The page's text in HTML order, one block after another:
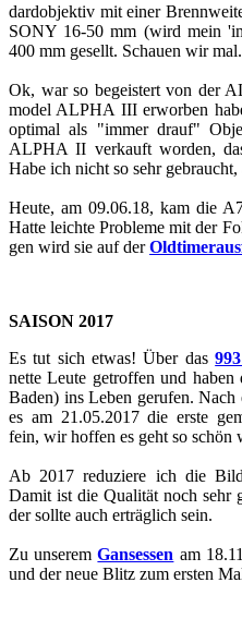
dard­ob­jek­tiv mit einer
SONY 16-50 mm (wird mein
400 mm ge­sellt. Schau­en wir
Ok, war so be­geis­tert von der
mo­del ALPHA III er­wor­ben
op­ti­mal als "immer drauf"
ALPHA II ver­kauft wor­den,
Habe ich nicht so sehr
Heute, am 09.06.18, kam die
Hatte leich­te Pro­ble­me mit der
gen wird sie auf der
SAI­SON 2017
Es tut sich etwas! Über das
nette Leute ge­trof­fen und
Baden) ins Leben ge­ru­fen. Nach
es am 21.05.2017 die erste
fein, wir hof­fen es geht so schön
Ab 2017 re­du­zie­re ich die
Damit ist die Qua­li­tät noch
der soll­te auch er­träg­lich sein.
Zu un­se­remGan­ses­sen am
und der neue Blitz zum ers­ten